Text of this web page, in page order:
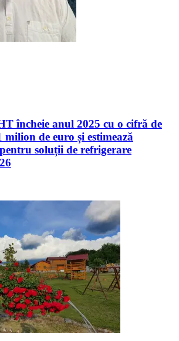
încheie anul 2025 cu o cifră de
milion de euro și estimează
soluții de refrigerare